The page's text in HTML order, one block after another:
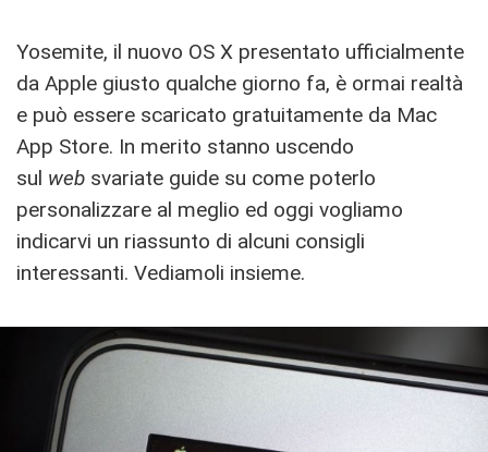
Yosemite, il nuovo OS X presentato ufficialmente
da Apple giusto qualche giorno fa, è ormai realtà
e può essere scaricato gratuitamente da Mac
App Store. In merito stanno uscendo
sul web svariate guide su come poterlo
personalizzare al meglio ed oggi vogliamo
indicarvi un riassunto di alcuni consigli
interessanti. Vediamoli insieme.